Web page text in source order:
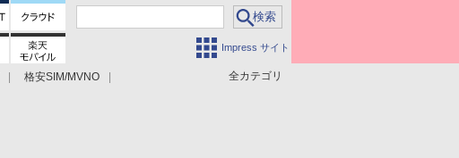
Impress サイト
全カテゴリ
格安SIM/MVNO